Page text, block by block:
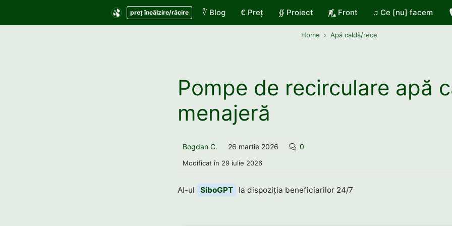
preț încălzire/răcire ∛ Blog € Preț ∯ Proiect Front ♫ Ce [nu] facem
Home Apă caldă/rece
Pompe de recirculare apă
menajeră
Bogdan C. 26 martie 2026 0
Modificat în 29 iulie 2026
AI-ul SiboGPT la dispoziția beneficiarilor 24/7